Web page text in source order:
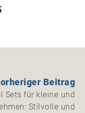
Beitrag
Sets für kleine und
Stilvolle und